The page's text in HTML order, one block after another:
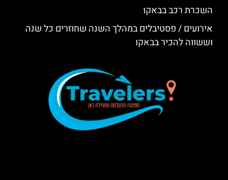
השכרת רכב בבאקו
אירועים / פסטיבלים במהלך השנה שחוזרים כל שנה
וששווה להכיר בבאקו